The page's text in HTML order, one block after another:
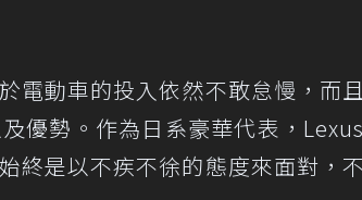
電動車的投入依然不敢怠慢，而
優勢。作為日系豪華代表，
終是以不疾不徐的態度來面對，